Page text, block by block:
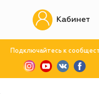
Подключайтесь к
Кабинет